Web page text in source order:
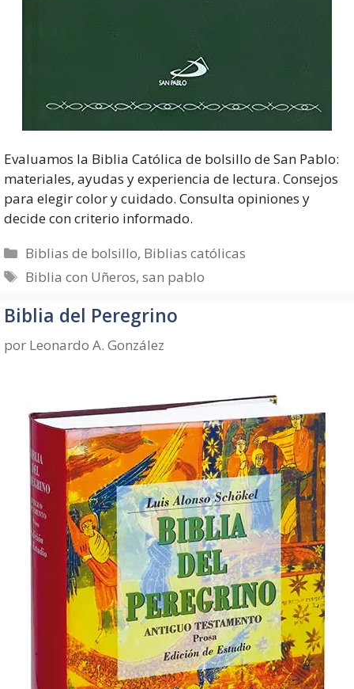
Evaluamos la Biblia Católica de bolsillo de San Pablo:
materiales, ayudas y experiencia de lectura. Consejos
para elegir color y cuidado. Consulta opiniones y
decide con criterio informado.
Categorías
Biblias de bolsillo, Biblias católicas
Etiquetas
Biblia con Uñeros,san pablo
Biblia del Peregrino
por Leonardo A. González